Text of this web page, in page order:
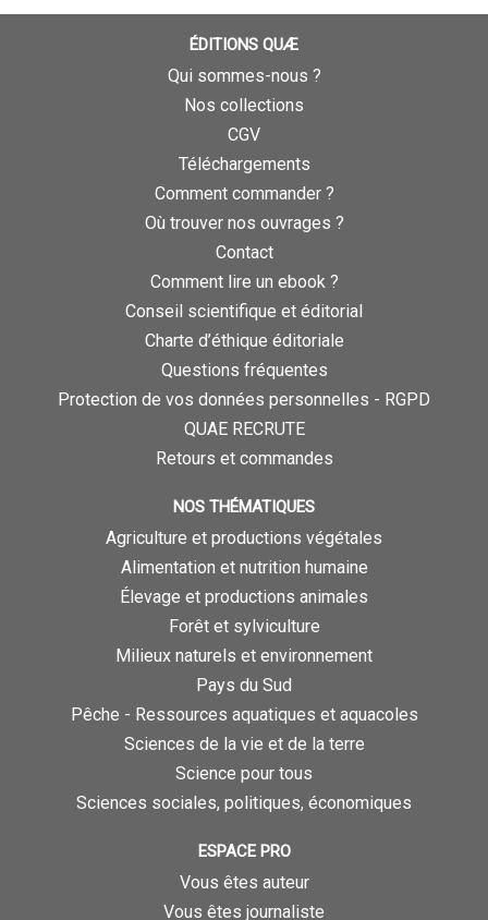
ÉDITIONS QUÆ
Qui sommes-nous ?
Nos collections
CGV
Téléchargements
Comment commander ?
Où trouver nos ouvrages ?
Contact
Comment lire un ebook ?
Conseil scientifique et éditorial
Charte d’éthique éditoriale
Questions fréquentes
Protection de vos données personnelles - RGPD
QUAE RECRUTE
Retours et commandes
NOS THÉMATIQUES
Agriculture et productions végétales
Alimentation et nutrition humaine
Élevage et productions animales
Forêt et sylviculture
Milieux naturels et environnement
Pays du Sud
Pêche - Ressources aquatiques et aquacoles
Sciences de la vie et de la terre
Science pour tous
Sciences sociales, politiques, économiques
ESPACE PRO
Vous êtes auteur
Vous êtes journaliste